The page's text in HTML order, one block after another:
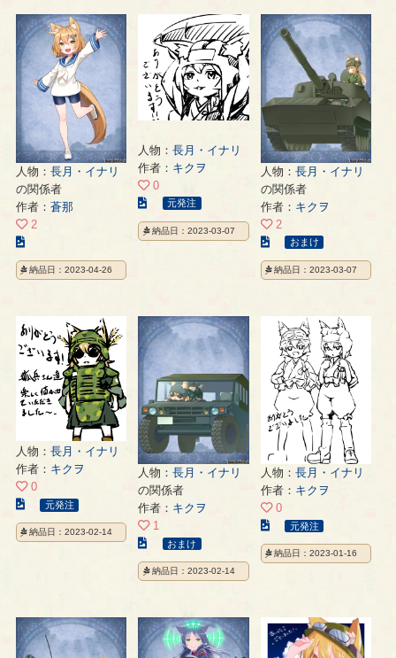
人物： 長月・イナリ
の関係者
作者： 蒼那
2
の
イ
ト
の
ー
ジ
納品日：2023-04-26
人物：長月・イナリ
作者： キクヲ
0
こ
の
イ
ペ
ー
元発注
納品日：2023-03-07
人物： 長月・イナリ
の関係者
作者： キクヲ
2
こ
の
イ
ト
の
ペ
ー
ジ
おまけ
納品日：2023-03-07
人物： 長月・イナリ
作者： キクヲ
0
こ
の
イ
ペ
ー
元発注
納品日：2023-02-14
人物：長月・イナリ
の関係者
作者： キクヲ
1
こ
の
イ
ト
おまけ
納品日：2023-02-14
人物： 長月・イナリ
作者： キクヲ
0
こ
の
イ
の
ペ
元発注
納品日：2023-01-16